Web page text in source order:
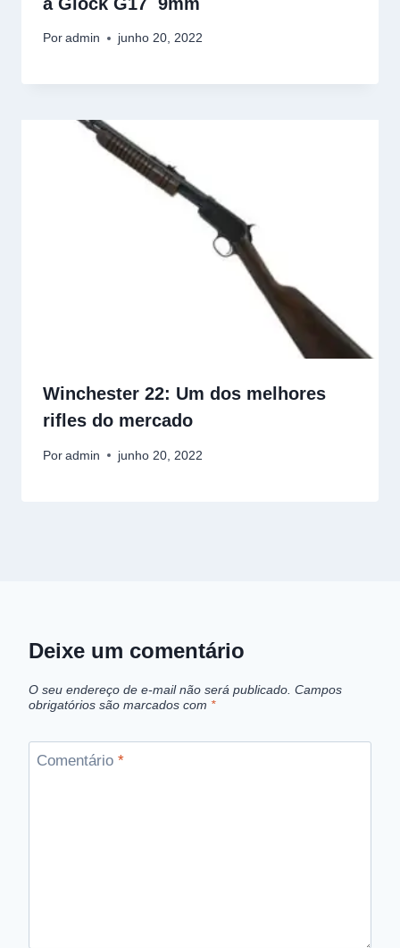
Por admin junho 20, 2022
Winchester 22: Um dos melhores
rifles do mercado
Por admin junho 20, 2022
Deixe um comentário
O seu endereço de e-mail não será publicado. Campos
obrigatórios são marcados com *
Comentário *